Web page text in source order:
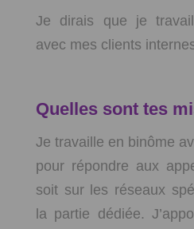
Je dirais que je
avec mes clients
Quelles sont tes
Je travaille en binôme
pour répondre aux
soit sur les réseaux
la partie dédiée.